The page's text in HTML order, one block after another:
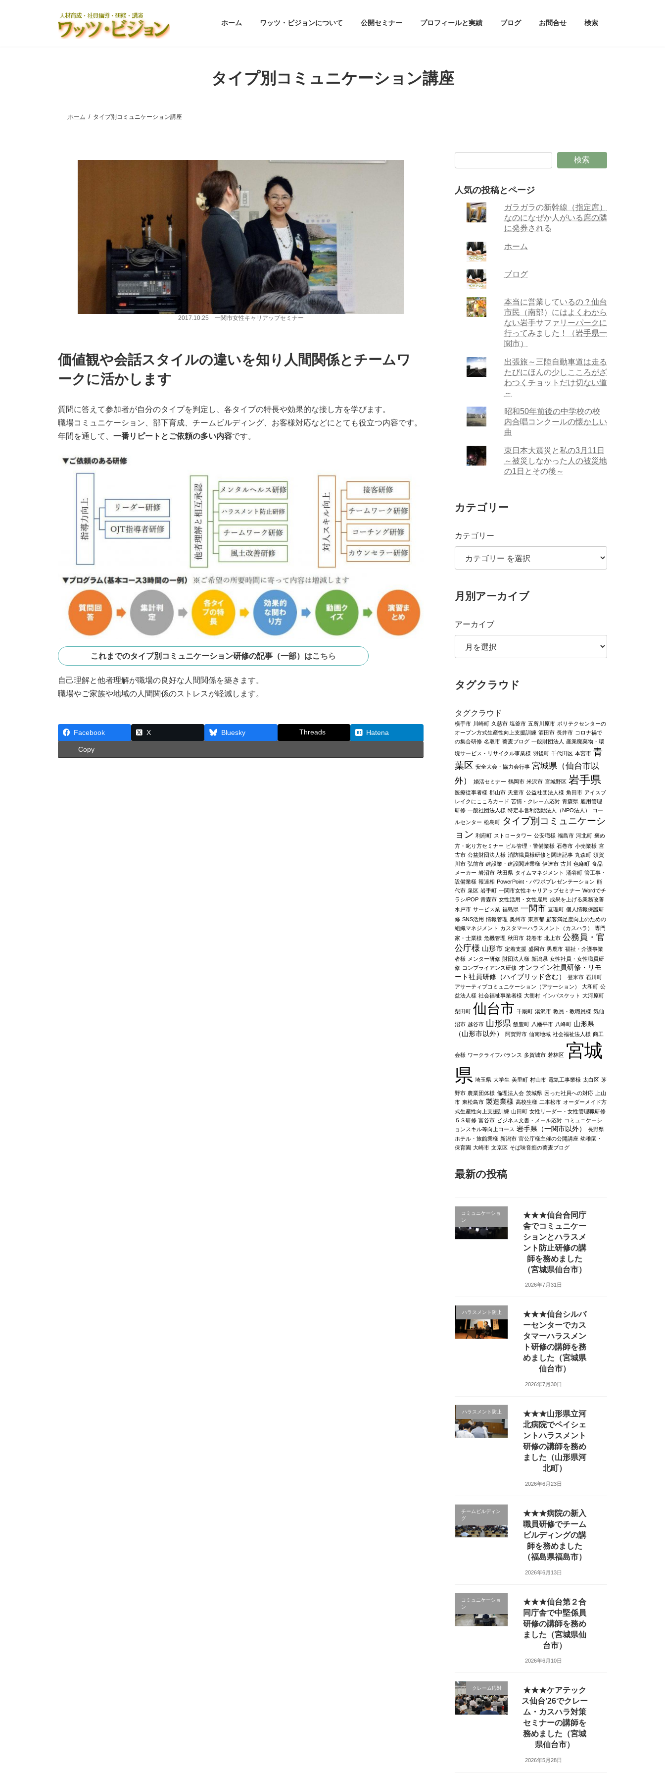
ホーム ワッツ・ビジョンについて 公開セミナー プロフィールと実績 ブログ お問合せ 検索
タイプ別コミュニケーション講座
ホーム タイプ別コミュニケーション講座
2017.10.25 一関市女性キャリアップセミナー
価値観や会話スタイルの違いを知り人間関係とチームワ
ークに活かします
質問に答えて参加者が自分のタイプを判定し、各タイプの特長や効果的な接し方を学びます。
職場コミュニケーション、部下育成、チームビルディング、お客様対応などにとても役立つ内容です。
年間を通して、 一番リピートとご依頼の多い内容です。
これまでのタイプ別コミュニケーション研修の記事（一部）はこ ちら
自己理解と他者理解が職場の良好な人間関係を築きます。
職場やご家族や地域の人間関係のストレスが軽減します。
Facebook X Bluesky Threads Hatena
Copy
検索
人気の投稿とページ
ガラガラの新幹線（指定席）
なのになぜか人がいる席の隣
に発券される
ホーム
ブログ
本当に営業しているの？仙台
市民（南部）にはよくわから
ない岩手サファリーパークに
行ってみました！（岩手県一
関市）
出張旅～三陸自動車道は走る
たびにほんの少しこころがざ
わつくチョットだけ切ない道
～
昭和50年前後の中学校の校
内合唱コンクールの懐かしい
曲
東日本大震災と私の3月11日
～被災しなかった人の被災地
の1日とその後～
カテゴリー
カテゴリー
月別アーカイブ
アーカイブ
タグクラウド
タグクラウド
横手市 川崎町 久慈市 塩釜市 五所川原市 ポリテクセンターの
オープン方式生産性向上支援訓練 酒田市 長井市 コロナ禍で
の集合研修 名取市 蕎麦ブログ 一般財団法人
産業廃棄物・環
境サービス・リサイクル事業様 羽後町 千代田区 本宮市 青
葉区 安全大会・協力会行事 宮城県（仙台市以
外）
婚活セミナー 鶴岡市 米沢市 宮城野区 岩手県
医療従事者様 郡山市 天童市 公益社団法人様 角田市 アイスブ
レイクにこころカード 苦情・クレーム応対 青森県 雇用管理
研修 一般社団法人様 特定非営利活動法人（NPO法人）
コー
ルセンター 松島町 タイプ別コミュニケーシ
ョン 利府町 ストロータワー 公安職様 福島市 河北町 褒め
方・叱り方セミナー ビル管理・警備業様 石巻市 小売業様 宮
古市 公益財団法人様 消防職員様研修と関連記事 丸森町 須賀
川市 弘前市 建設業・建設関連業様 伊達市 古川 色麻町 食品
メーカー 岩沼市 秋田県 タイムマネジメント 涌谷町 管工事・
設備業様 報連相 PowerPoint・パワポプレゼンテーション 能
代市 泉区 岩手町 一関市女性キャリアップセミナー Wordでチ
ラシ/POP 青森市 女性活用・女性雇用 成果を上げる業務改善
水戸市 サービス業 福島県 一関市 亘理町 個人情報保護研
修 SNS活用 情報管理 奥州市 東京都 顧客満足度向上のための
組織マネジメント カスタマーハラスメント（カスハラ）
専門
家・士業様 危機管理 秋田市 花巻市 北上市 公務員・官
公庁様 山形市 定着支援 盛岡市 男鹿市 福祉・介護事業
者様 メンター研修 財団法人様 新潟県 女性社員・女性職員研
修 コンプライアンス研修 オンライン社員研修・リモ
ート社員研修（ハイブリッド含む）
登米市 石川町
アサーティブコミュニケーション（アサーション）
大和町 公
益法人様 社会福祉事業者様 大衡村 インバスケット 大河原町
柴田町 仙台市 千厩町 湯沢市 教員・教職員様 気仙
沼市 越谷市 山形県 飯豊町 八幡平市 八峰町 山形県
（山形市以外）
阿賀野市 仙南地域 社会福祉法人様 商工
会様 ワークライフバランス 多賀城市 若林区 宮城
県 埼玉県 大学生 美里町 村山市 電気工事業様 太白区 茅
野市 農業団体様 倫理法人会 茨城県 困った社員への対応
上山
市 東松島市 製造業様 高校生様 二本松市 オーダーメイド方
式生産性向上支援訓練 山田町 女性リーダー・女性管理職研修
５Ｓ研修 富谷市 ビジネス文書・メール応対 コミュニケーシ
ョンスキル等向上コース 岩手県（一関市以外）
長野県
ホテル・旅館業様 新潟市 官公庁様主催の公開講座 幼稚園・
保育園 大崎市 文京区 そば味音痴の蕎麦ブログ
最新の投稿
コミュニケーショ
ン
★★★仙台合同庁
舎でコミュニケー
ションとハラスメ
ント防止研修の講
師を務めました
（宮城県仙台市）
2026年7月31日
ハラスメント防止
★★★仙台シルバ
ーセンターでカス
タマーハラスメン
ト研修の講師を務
めました（宮城県
仙台市）
2026年7月30日
ハラスメント防止
★★★山形県立河
北病院でペイシェ
ントハラスメント
研修の講師を務め
ました（山形県河
北町）
2026年6月23日
チームビルディン
グ
★★★病院の新入
職員研修でチーム
ビルディングの講
師を務めました
（福島県福島市）
2026年6月13日
コミュニケーショ
ン
★★★仙台第２合
同庁舎で中堅係員
研修の講師を務め
ました（宮城県仙
台市）
2026年6月10日
クレーム応対
★★★ケアテック
ス仙台’26でクレー
ム・カスハラ対策
セミナーの講師を
務めました（宮城
県仙台市）
2026年5月28日